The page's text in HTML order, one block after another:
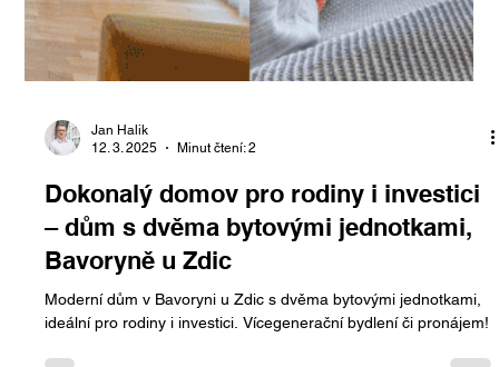
Jan Halik
12. 3. 2025
Minut čtení: 2
Dokonalý domov pro rodiny i investici
– dům s dvěma bytovými jednotkami,
Bavoryně u Zdic
Moderní dům v Bavoryni u Zdic s dvěma bytovými jednotkami,